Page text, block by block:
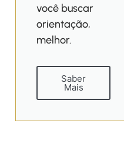
você buscar
orientação,
melhor.
Saber
Mais